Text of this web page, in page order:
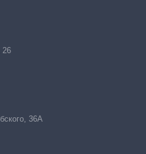
26
36А